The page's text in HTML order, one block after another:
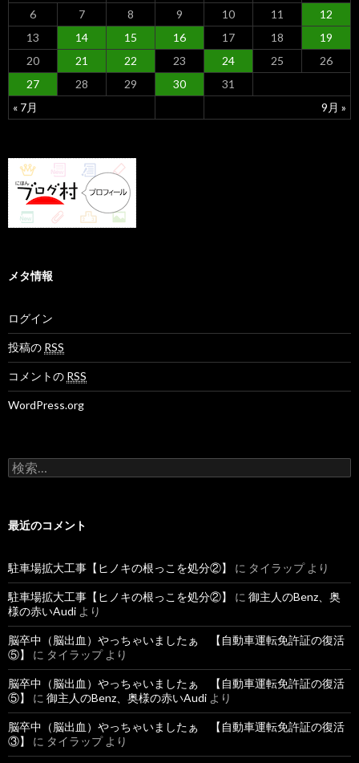
« 7月 9月 »
6
7 8 9 10 11
12
13
14 15 16 17 18
19
20
21 22 23 24 25
26
27
28 29 30 31
メタ情報
ログイン
投稿の RSS
コメントの RSS
WordPress.org
検
索
最近のコメント
駐車場拡大工事【ヒノキの根っこを処分②】 に タイラップより
駐車場拡大工事【ヒノキの根っこを処分②】 に 御主人のBenz、奥
様の赤いAudi より
脳卒中（脳出血）やっちゃいましたぁ 【自動車運転免許証の復活
⑤】
に タイラップより
脳卒中（脳出血）やっちゃいましたぁ 【自動車運転免許証の復活
⑤】
に 御主人のBenz、奥様の赤いAudi より
脳卒中（脳出血）やっちゃいましたぁ 【自動車運転免許証の復活
③】
に タイラップより